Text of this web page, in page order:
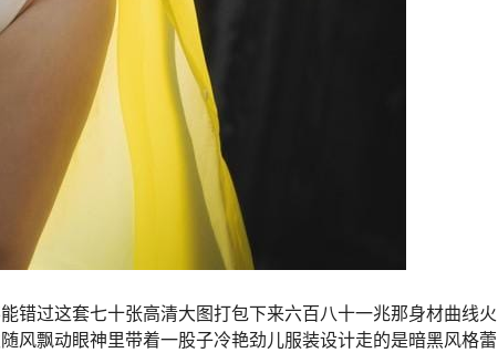
错过这套七十张高清大图打包下来六百八十一兆那身材曲线火
风飘动眼神里带着一股子冷艳劲儿服装设计走的是暗黑风格蕾